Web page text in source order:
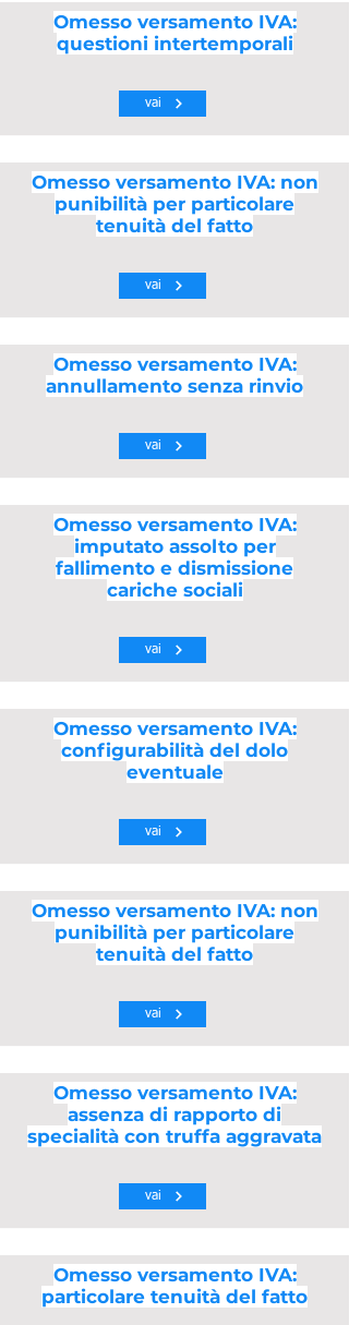
Omesso versamento IVA:
questioni intertemporali
vai
Omesso versamento IVA: non
punibilità per particolare
tenuità del fatto
vai
Omesso versamento IVA:
annullamento senza rinvio
vai
Omesso versamento IVA:
imputato assolto per
fallimento e dismissione
cariche sociali
vai
Omesso versamento IVA:
configurabilità del dolo
eventuale
vai
Omesso versamento IVA: non
punibilità per particolare
tenuità del fatto
vai
Omesso versamento IVA:
assenza di rapporto di
specialità con truffa aggravata
vai
Omesso versamento IVA:
particolare tenuità del fatto